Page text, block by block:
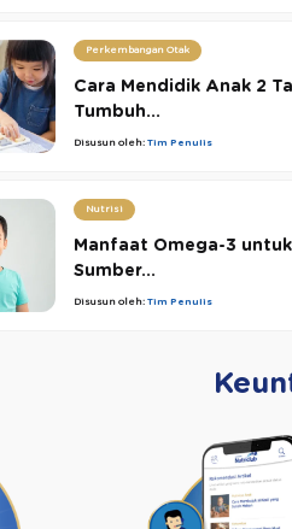
Perkembangan Otak
Cara Mendidik Anak 2
Tumbuh...
Disusun oleh:Tim Penulis
Nutrisi
Manfaat Omega-3
Sumber...
Disusun oleh:Tim Penulis